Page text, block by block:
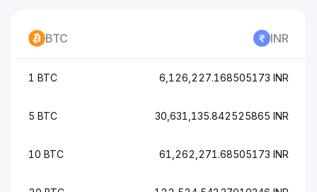
BTC INR
1 BTC 6,126,227.168505173 INR
5 BTC 30,631,135.842525865 INR
10 BTC 61,262,271.68505173 INR